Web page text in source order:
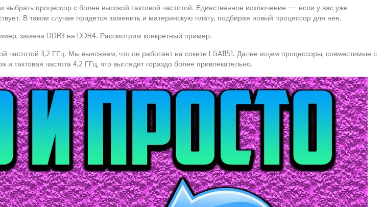
выбрать процессор с более высокой тактовой частотой. Единственное исключение — если у вас уже
В таком случае придется заменить и материнскую плату, подбирая новый процессор для нее.
замена DDR3 на DDR4. Рассмотрим конкретный пример.
3,2 ГГц. Мы выясняем, что он работает на сокете LGA1151. Далее ищем процессоры, совместимые с
частота 4,2 ГГц, что выглядит гораздо более привлекательно.